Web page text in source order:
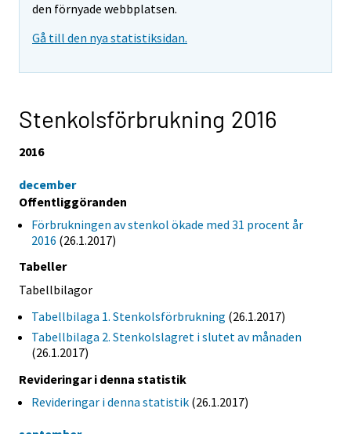
den förnyade webbplatsen.
Gå till den nya statistiksidan.
Stenkolsförbrukning 2016
2016
december
Offentliggöranden
Förbrukningen av stenkol ökade med 31 procent år
2016 (26.1.2017)
Tabeller
Tabellbilagor
Tabellbilaga 1. Stenkolsförbrukning (26.1.2017)
Tabellbilaga 2. Stenkolslagret i slutet av månaden
(26.1.2017)
Revideringar i denna statistik
Revideringar i denna statistik (26.1.2017)